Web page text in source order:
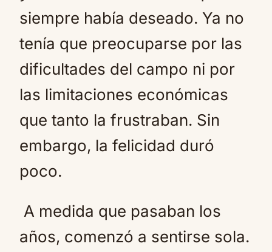
siempre había deseado. Ya no
tenía que preocuparse por las
dificultades del campo ni por
las limitaciones económicas
que tanto la frustraban. Sin
embargo, la felicidad duró
poco.
A medida que pasaban los
años, comenzó a sentirse sola.